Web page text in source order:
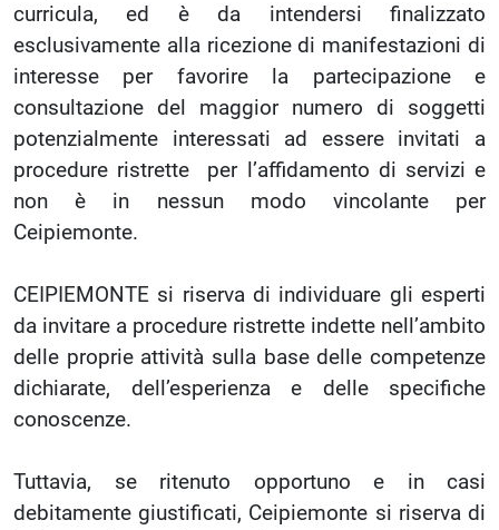
curricula, ed è da intendersi finalizzato
esclusivamente alla ricezione di manifestazioni di
interesse per favorire la partecipazione e
consultazione del maggior numero di soggetti
potenzialmente interessati ad essere invitati a
procedure ristrette per l’affidamento di servizi e
non è in nessun modo vincolante per
Ceipiemonte.
CEIPIEMONTE si riserva di individuare gli esperti
da invitare a procedure ristrette indette nell’ambito
delle proprie attività sulla base delle competenze
dichiarate, dell’esperienza e delle specifiche
conoscenze.
Tuttavia, se ritenuto opportuno e in casi
debitamente giustificati, Ceipiemonte si riserva di